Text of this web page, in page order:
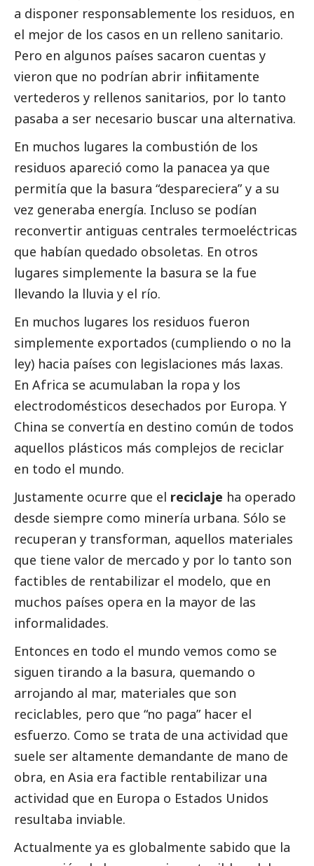
a disponer responsablemente los residuos, en
el mejor de los casos en un relleno sanitario.
Pero en algunos países sacaron cuentas y
vieron que no podrían abrir infinitamente
vertederos y rellenos sanitarios, por lo tanto
pasaba a ser necesario buscar una alternativa.
En muchos lugares la combustión de los
residuos apareció como la panacea ya que
permitía que la basura “despareciera” y a su
vez generaba energía. Incluso se podían
reconvertir antiguas centrales termoeléctricas
que habían quedado obsoletas. En otros
lugares simplemente la basura se la fue
llevando la lluvia y el río.
En muchos lugares los residuos fueron
simplemente exportados (cumpliendo o no la
ley) hacia países con legislaciones más laxas.
En Africa se acumulaban la ropa y los
electrodomésticos desechados por Europa. Y
China se convertía en destino común de todos
aquellos plásticos más complejos de reciclar
en todo el mundo.
Justamente ocurre que el reciclaje ha operado
desde siempre como minería urbana. Sólo se
recuperan y transforman, aquellos materiales
que tiene valor de mercado y por lo tanto son
factibles de rentabilizar el modelo, que en
muchos países opera en la mayor de las
informalidades.
Entonces en todo el mundo vemos como se
siguen tirando a la basura, quemando o
arrojando al mar, materiales que son
reciclables, pero que “no paga” hacer el
esfuerzo. Como se trata de una actividad que
suele ser altamente demandante de mano de
obra, en Asia era factible rentabilizar una
actividad que en Europa o Estados Unidos
resultaba inviable.
Actualmente ya es globalmente sabido que la